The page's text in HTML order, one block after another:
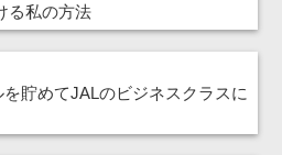
る私の方法
貯めてJALのビジネスクラスに